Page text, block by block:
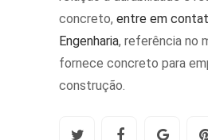
concreto, entre em
Engenharia, referência no
fornece concreto para
construção.